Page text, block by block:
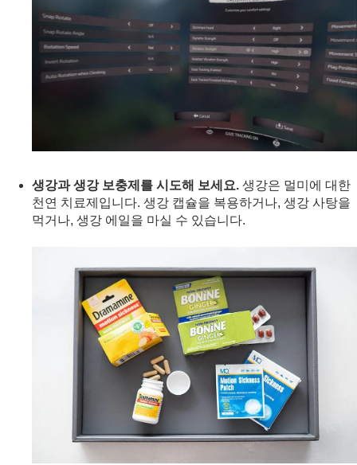
생강과 생강 보충제를 시도해 보세요. 생강은 멀미에 대한
천연 치료제입니다. 생강 캡슐을 복용하거나, 생강 사탕을
먹거나, 생강 에일을 마실 수 있습니다.